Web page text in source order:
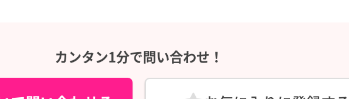
カンタン1分で問い合わせ！